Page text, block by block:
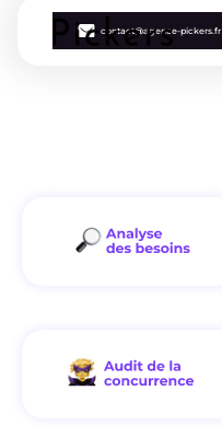
contact@agence-pickers.fr